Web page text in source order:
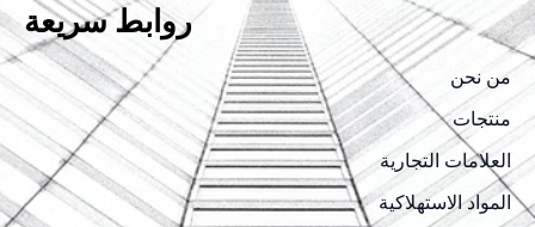
روابط سريعة
من نحن
منتجات
العلامات التجارية
المواد الاستهلاكية